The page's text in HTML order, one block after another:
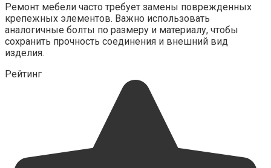
Ремонт мебели часто требует замены поврежденных
крепежных элементов. Важно использовать
аналогичные болты по размеру и материалу, чтобы
сохранить прочность соединения и внешний вид
изделия.
Рейтинг